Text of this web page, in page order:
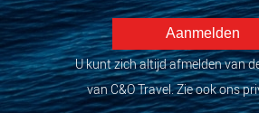
U kunt zich altijd afmelden van
van C&O Travel. Zie ook ons